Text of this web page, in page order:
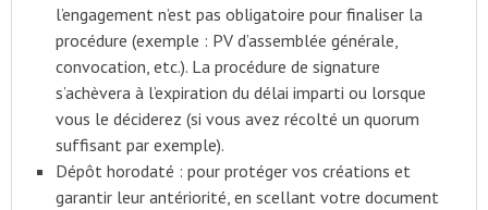
l’engagement n’est pas obligatoire pour finaliser la
procédure (exemple : PV d’assemblée générale,
convocation, etc.). La procédure de signature
s’achèvera à l’expiration du délai imparti ou lorsque
vous le déciderez (si vous avez récolté un quorum
suffisant par exemple).
Dépôt horodaté : pour protéger vos créations et
garantir leur antériorité, en scellant votre document